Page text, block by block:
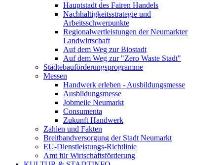
Hauptstadt des Fairen Handels
Nachhaltigkeitsstrategie und
Arbeitsschwerpunkte
Regionalwertleistungen der Neumarkter
Landwirtschaft
Auf dem Weg zur Biostadt
Auf dem Weg zur "Zero Waste Stadt"
Städtebauförderungsprogramme
Messen
Handwerk erleben - Ausbildungsmesse
Ausbildungsmesse
Jobmeile Neumarkt
Consumenta
Zukunft Handwerk
Zahlen und Fakten
Breitbandversorgung der Stadt Neumarkt
EU-Dienstleistungs-Richtlinie
Amt für Wirtschaftsförderung